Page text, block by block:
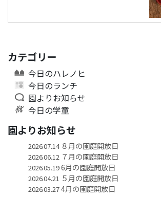
カテゴリー
今日のハレノヒ
今日のランチ
園よりお知らせ
今日の学童
園よりお知らせ
2026.07.14８月の園庭開放日
2026.06.12 ７月の園庭開放日
2026.05.196月の園庭開放日
2026.04.21 ５月の園庭開放日
2026.03.274月の園庭開放日